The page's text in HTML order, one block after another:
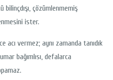
çözümlenmemiş
ister.
acı vermez; aynı zamanda tanıdık
bağımlısı, defalarca